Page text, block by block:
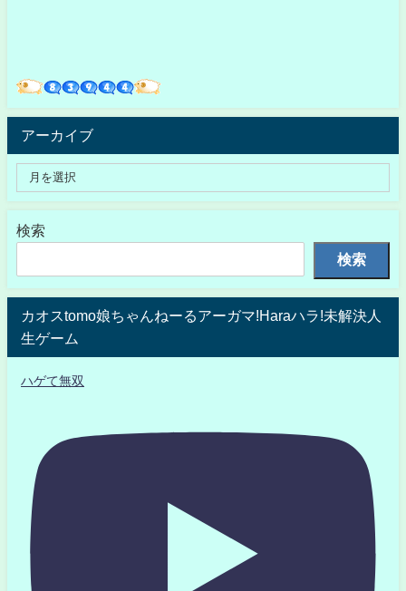
アーカイブ
検索
検索
カオスtomo娘ちゃんねーるアーガマ!Haraハラ!未解決人
生ゲーム
ハゲて無双